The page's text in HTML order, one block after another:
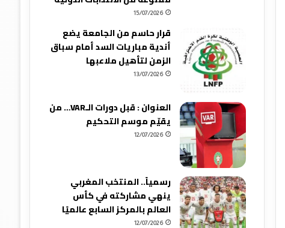
15/07/2026
قرار حاسم من الجامعة يضع
أندية مباريات السد أمام سباق
الزمن لتأهيل ملاعبها
13/07/2026
العنوان : قبل دورات الـVAR… من
يقيّم موسم التحكيم
12/07/2026
رسمياً.. المنتخب المغربي
ينهي مشاركته في كأس
العالم بالمركز السابع عالميًا
12/07/2026